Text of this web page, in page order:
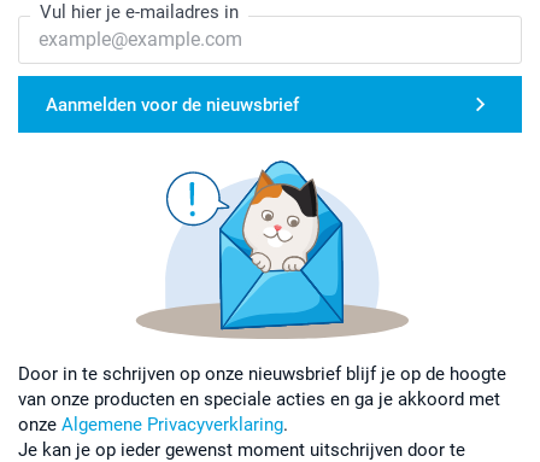
Vul hier je e-mailadres in
Aanmelden voor de nieuwsbrief
Door in te schrijven op onze nieuwsbrief blijf je op de hoogte
van onze producten en speciale acties en ga je akkoord met
onze Algemene Privacyverklaring.
Je kan je op ieder gewenst moment uitschrijven door te